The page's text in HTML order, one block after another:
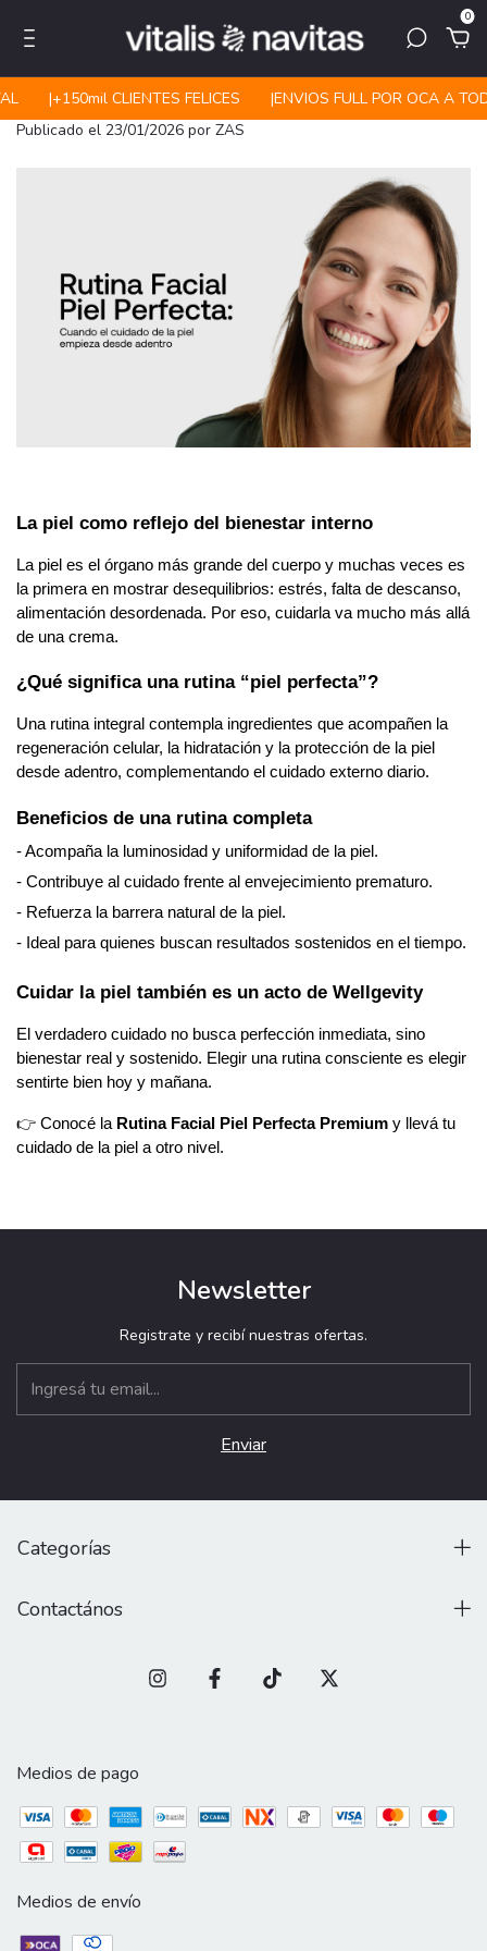
0
|ㅤㅤ+150mil CLIENTES FELICES
|ㅤㅤENVIOS FULL POR OCA A
Publicado el 23/01/2026 por ZAS
La piel como reflejo del bienestar interno
La piel es el órgano más grande del cuerpo y muchas veces es
la primera en mostrar desequilibrios: estrés, falta de descanso,
alimentación desordenada. Por eso, cuidarla va mucho más allá
de una crema.
¿Qué significa una rutina “piel perfecta”?
Una rutina integral contempla ingredientes que acompañen la
regeneración celular, la hidratación y la protección de la piel
desde adentro, complementando el cuidado externo diario.
Beneficios de una rutina completa
- Acompaña la luminosidad y uniformidad de la piel.
- Contribuye al cuidado frente al envejecimiento prematuro.
- Refuerza la barrera natural de la piel.
- Ideal para quienes buscan resultados sostenidos en el tiempo.
Cuidar la piel también es un acto de Wellgevity
El verdadero cuidado no busca perfección inmediata, sino
bienestar real y sostenido. Elegir una rutina consciente es elegir
sentirte bien hoy y mañana.
👉 Conocé la Rutina Facial Piel Perfecta Premium y llevá tu
cuidado de la piel a otro nivel.
Newsletter
Registrate y recibí nuestras ofertas.
Categorías
Contactános
Medios de pago
Medios de envío